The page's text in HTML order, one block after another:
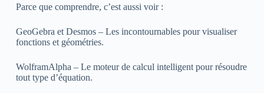
Parce que comprendre, c’est aussi voir :
GeoGebra et Desmos – Les incontournables pour visualiser
fonctions et géométries.
WolframAlpha – Le moteur de calcul intelligent pour résoudre
tout type d’équation.